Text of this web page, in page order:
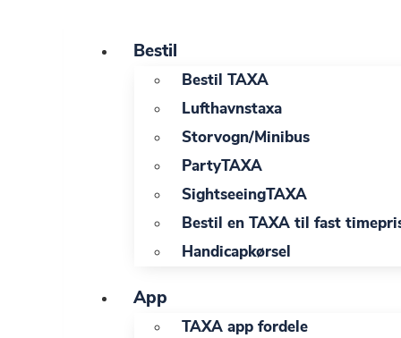
indhold
Bestil
Bestil TAXA
Lufthavnstaxa
Storvogn/Minibus
PartyTAXA
SightseeingTAXA
Bestil en TAXA til fast
Handicapkørsel
App
TAXA app fordele